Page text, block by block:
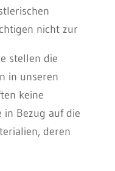
nicht zur
stellen die
in unseren
keine
in Bezug auf die
deren